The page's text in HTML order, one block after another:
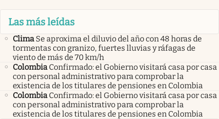
Las más leídas
Clima Se aproxima el diluvio del año con 48 horas de
tormentas con granizo, fuertes lluvias y ráfagas de
viento de más de 70 km/h
Colombia Confirmado: el Gobierno visitará casa por casa
con personal administrativo para comprobar la
existencia de los titulares de pensiones en Colombia
Colombia Confirmado: el Gobierno visitará casa por casa
con personal administrativo para comprobar la
existencia de los titulares de pensiones en Colombia